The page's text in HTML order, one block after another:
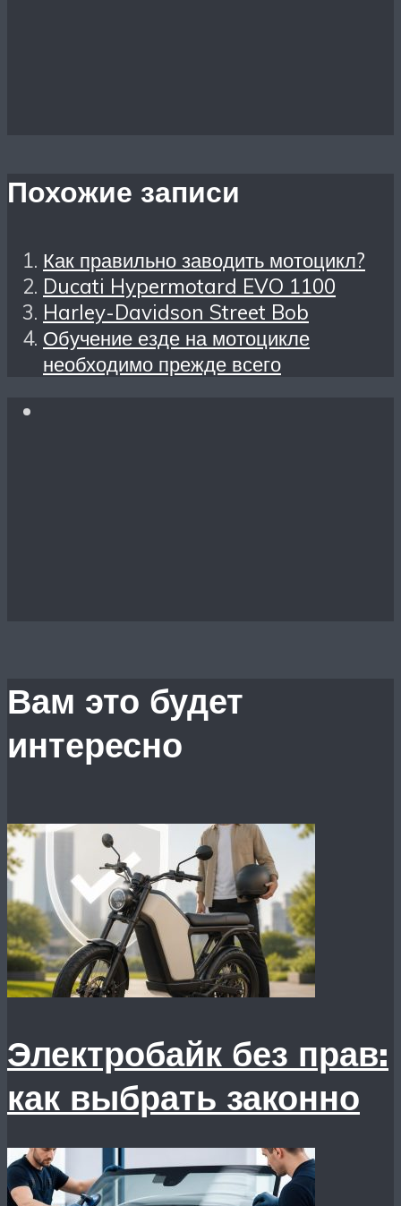
Похожие записи
Как правильно заводить мотоцикл?
Ducati Hypermotard EVO 1100
Harley-Davidson Street Bob
Обучение езде на мотоцикле
необходимо прежде всего
Вам это будет
интересно
Электробайк без прав:
как выбрать законно